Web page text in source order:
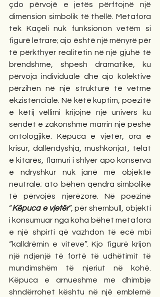
çdo përvojë e jetës përftojnë një
dimension simbolik të thellë. Metafora
tek Kaçeli nuk funksionon vetëm si
figurë letrare; ajo është një mënyrë për
të përkthyer realitetin në një gjuhë të
brendshme, shpesh dramatike, ku
përvoja individuale dhe ajo kolektive
përzihen në një strukturë të vetme
ekzistenciale. Në këtë kuptim, poezitë
e këtij vëllimi krijojnë një univers ku
sendet e zakonshme marrin një peshë
ontologjike. Këpuca e vjetër, ora e
krisur, dallëndyshja, mushkonjat, telat
e kitarës, flamuri i shlyer apo konserva
e ndryshkur nuk janë më objekte
neutrale; ato bëhen qendra simbolike
të përvojës njerëzore. Në poezinë
“Këpuca e vjetër”, për shembull, objekti
i konsumuar nga koha bëhet metafora
e një shpirti që vazhdon të ecë mbi
“kalldrëmin e viteve”. Kjo figurë krijon
një ndjenjë të fortë të udhëtimit të
mundimshëm të njeriut në kohë.
Këpuca e arnueshme me dhimbje
shndërrohet kështu në një emblemë